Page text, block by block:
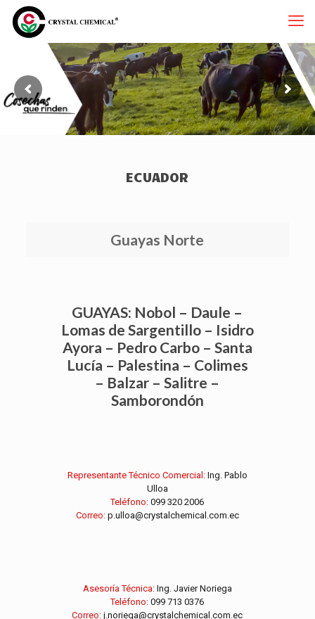
ECUADOR
Guayas Norte
GUAYAS: Nobol – Daule –
Lomas de Sargentillo – Isidro
Ayora – Pedro Carbo – Santa
Lucía – Palestina – Colimes
– Balzar – Salitre –
Samborondón
Representante Técnico Comercial: Ing. Pablo
Ulloa
Teléfono:099 320 2006
Correo: p.ulloa@crystalchemical.com.ec
Asesoría Técnica: Ing. Javier Noriega
Teléfono:099 713 0376
Correo:j.noriega@crystalchemical.com.ec